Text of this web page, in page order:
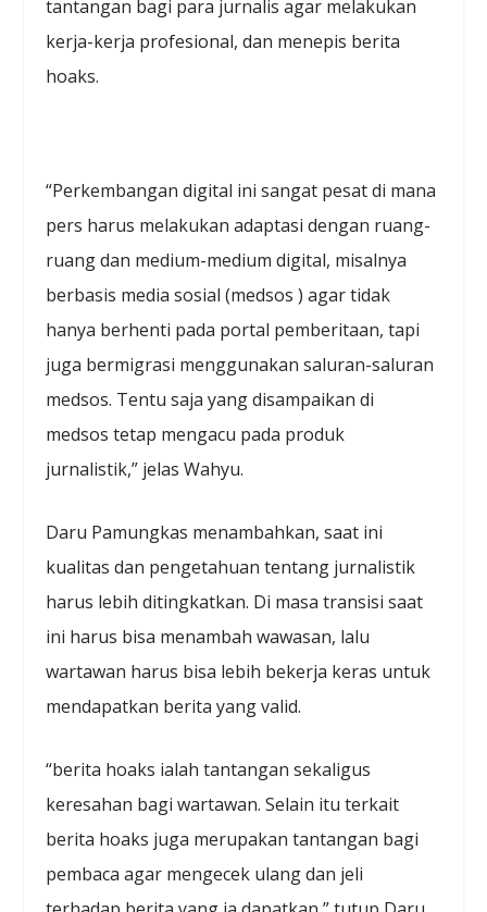
tantangan bagi para jurnalis agar melakukan
kerja-kerja profesional, dan menepis berita
hoaks.
“Perkembangan digital ini sangat pesat di mana
pers harus melakukan adaptasi dengan ruang-
ruang dan medium-medium digital, misalnya
berbasis media sosial (medsos ) agar tidak
hanya berhenti pada portal pemberitaan, tapi
juga bermigrasi menggunakan saluran-saluran
medsos. Tentu saja yang disampaikan di
medsos tetap mengacu pada produk
jurnalistik,” jelas Wahyu.
Daru Pamungkas menambahkan, saat ini
kualitas dan pengetahuan tentang jurnalistik
harus lebih ditingkatkan. Di masa transisi saat
ini harus bisa menambah wawasan, lalu
wartawan harus bisa lebih bekerja keras untuk
mendapatkan berita yang valid.
“berita hoaks ialah tantangan sekaligus
keresahan bagi wartawan. Selain itu terkait
berita hoaks juga merupakan tantangan bagi
pembaca agar mengecek ulang dan jeli